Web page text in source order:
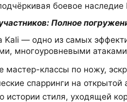
боевое
Полное
Kali — одно из самых
многоуровневыми
мастер-классы по ножу,
спарринги на открытой
истории стиля, уходящей